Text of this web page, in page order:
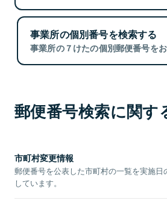
事業所の個別番号を検索する
事業所の７けたの個別郵便番号をお
郵便番号検索に関す
市町村変更情報
郵便番号を公表した市町村の一覧を実施日
しています。